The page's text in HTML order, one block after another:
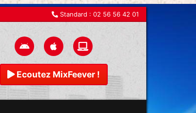
Standard : 02 56 56 42 01
Ecoutez MixFeever !